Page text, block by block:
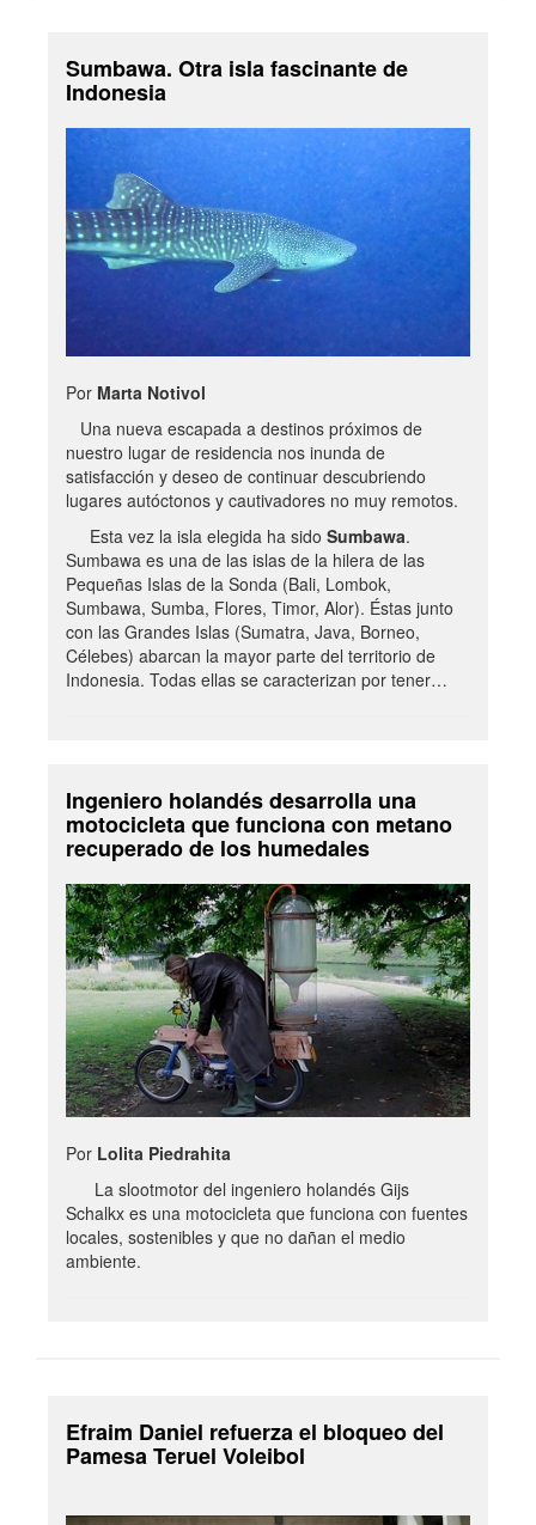
Sumbawa. Otra isla fascinante de
Indonesia
Por Marta Notivol
Una nueva escapada a destinos próximos de
nuestro lugar de residencia nos inunda de
satisfacción y deseo de continuar descubriendo
lugares autóctonos y cautivadores no muy remotos.
Esta vez la isla elegida ha sido Sumbawa.
Sumbawa es una de las islas de la hilera de las
Pequeñas Islas de la Sonda (Bali, Lombok,
Sumbawa, Sumba, Flores, Timor, Alor). Éstas junto
con las Grandes Islas (Sumatra, Java, Borneo,
Célebes) abarcan la mayor parte del territorio de
Indonesia. Todas ellas se caracterizan por tener…
Ingeniero holandés desarrolla una
motocicleta que funciona con metano
recuperado de los humedales
Por Lolita Piedrahita
La slootmotor del ingeniero holandés Gijs
Schalkx es una motocicleta que funciona con fuentes
locales, sostenibles y que no dañan el medio
ambiente.
Efraim Daniel refuerza el bloqueo del
Pamesa Teruel Voleibol